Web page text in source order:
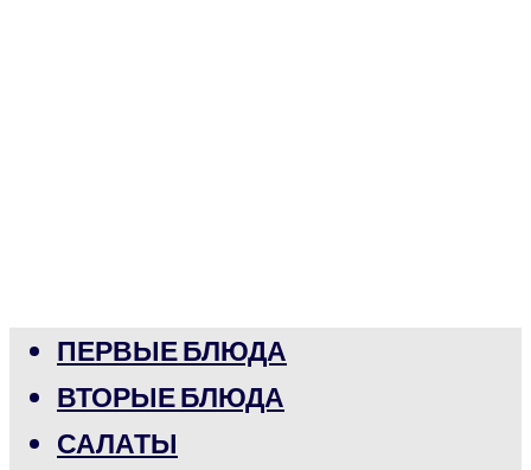
ПЕРВЫЕ БЛЮДА
ВТОРЫЕ БЛЮДА
САЛАТЫ